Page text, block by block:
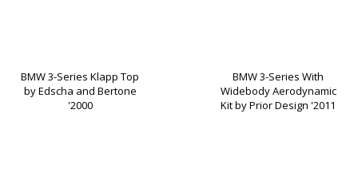
BMW 3-Series Klapp Top
by Edscha and Bertone
'2000
BMW 3-Series With
Widebody Aerodynamic
Kit by Prior Design '2011